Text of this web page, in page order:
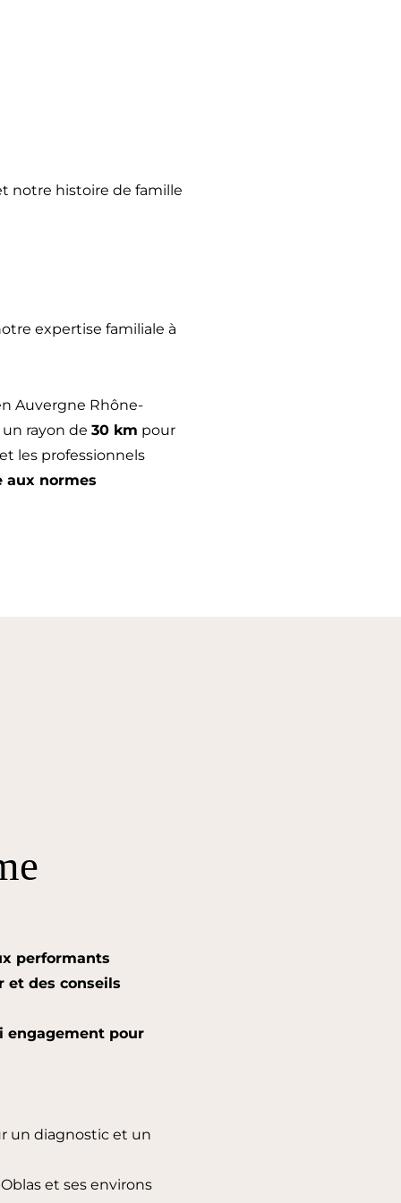
expertise familiale à
Auvergne Rhône-
rayon de 30 km pour
les professionnels
aux normes
performants
et des conseils
engagement pour
un diagnostic et un
et ses environs